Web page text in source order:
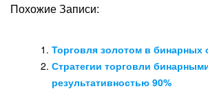
Похожие Записи:
Торговля золотом в бинарных
Стратегии торговли
результативностью 90%